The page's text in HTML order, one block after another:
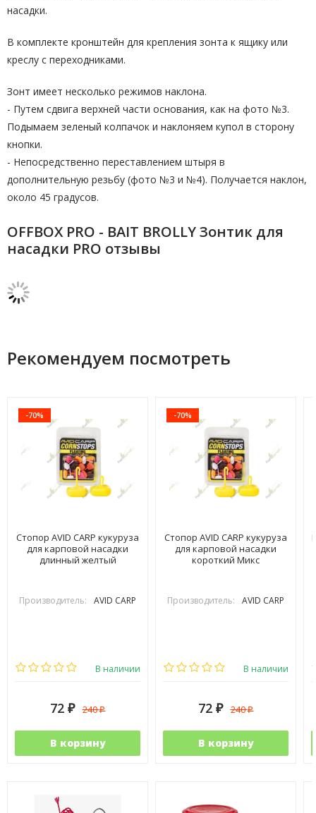
насадки.
В комплекте кронштейн для крепления зонта к ящику или
креслу с переходниками.
Зонт имеет несколько режимов наклона.
- Путем сдвига верхней части основания, как на фото №3.
Подымаем зеленый колпачок и наклоняем купол в сторону
кнопки.
- Непосредственно переставлением штыря в
дополнительную резьбу (фото №3 и №4). Получается наклон,
около 45 градусов.
OFFBOX PRO - BAIT BROLLY Зонтик для
насадки PRO отзывы
Рекомендуем посмотреть
-70%
Стопор AVID CARP кукуруза
для карповой насадки
длинный желтый
Производитель: AVID CARP
В наличии
72 ₽ 240₽
В корзину
-70%
Стопор AVID CARP кукуруза
для карповой насадки
короткий Микс
Производитель: AVID CARP
В наличии
72 ₽ 240₽
В корзину